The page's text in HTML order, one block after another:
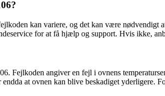
kan variere, og det kan være nødvendigt
for at få hjælp og support. Hvis ikke,
Fejlkoden angiver en fejl i ovnens
at ovnen kan blive beskadiget yderligere.